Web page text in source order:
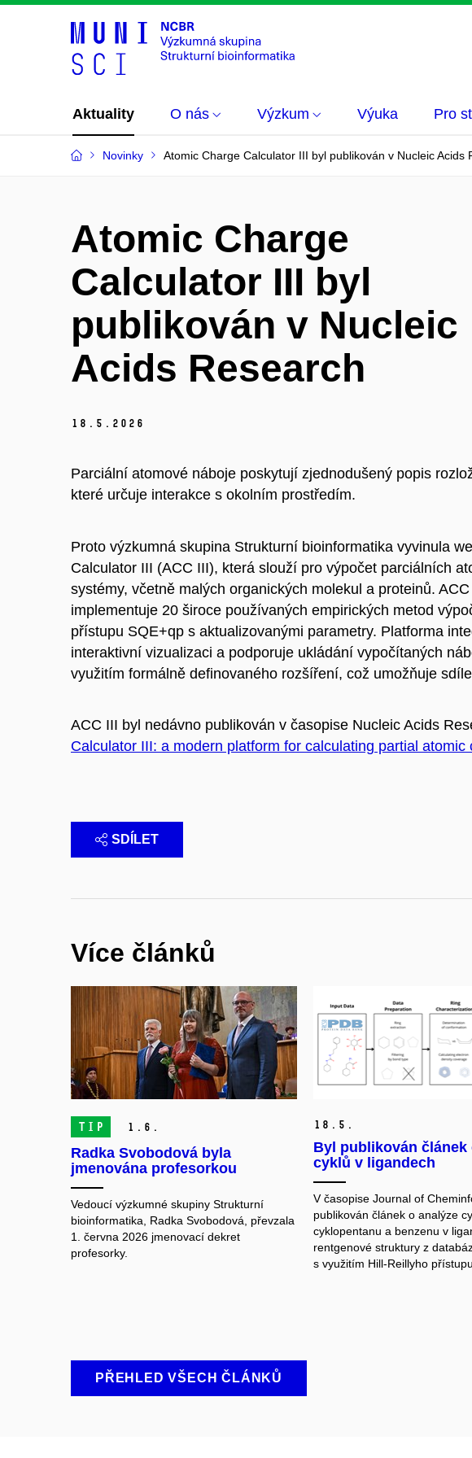
Aktuality O nás Výzkum Výuka Pro
Novinky Atomic Charge Calculator III byl publikován v Nucleic Acids
Atomic Charge
Calculator III byl
publikován v Nucleic
Acids Research
18. 5. 2026
Parciální atomové náboje poskytují zjednodušený popis
které určuje interakce s okolním prostředím.
Proto výzkumná skupina Strukturní bioinformatika vyvinula
Calculator III (ACC III), která slouží pro výpočet parciálních
systémy, včetně malých organických molekul a proteinů.
implementuje 20 široce používaných empirických metod
přístupu SQE+qp s aktualizovanými parametry. Platforma
interaktivní vizualizaci a podporuje ukládání vypočítaných
využitím formálně definovaného rozšíření, což umožňuje
ACC III byl nedávno publikován v časopise Nucleic Acids
Calculator III: a modern platform for calculating partial atomic
SDÍLET
Více článků
TIP 1. 6.
Radka Svobodová byla
jmenována profesorkou
Vedoucí výzkumné skupiny Strukturní
bioinformatika, Radka Svobodová, převzala
1. června 2026 jmenovací dekret
profesorky.
18. 5.
Byl publikován článek
cyklů v ligandech
V časopise Journal of
publikován článek o analýze
cyklopentanu a benzenu v
rentgenové struktury z
s využitím Hill-Reillyho přístupu.
PŘEHLED VŠECH ČLÁNKŮ